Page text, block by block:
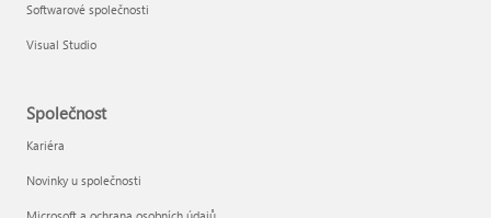
Softwarové společnosti
Visual Studio
Společnost
Kariéra
Novinky u společnosti